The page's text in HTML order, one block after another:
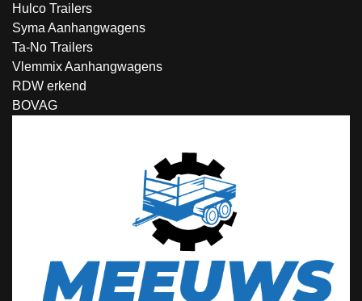
Hulco Trailers
Syma Aanhangwagens
Ta-No Trailers
Vlemmix Aanhangwagens
RDW erkend
BOVAG